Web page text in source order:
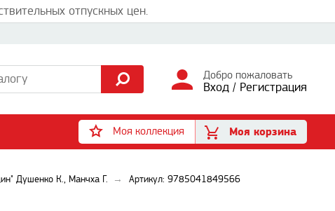
отпускных цен.
Добро пожаловать
Вход / Регистрация
Моя коллекция Моя корзина
Душенко К., Манчха Г. Артикул: 9785041849566